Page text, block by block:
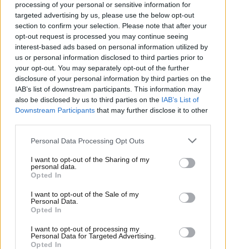
processing of your personal or sensitive information for
targeted advertising by us, please use the below opt-out
section to confirm your selection. Please note that after your
opt-out request is processed you may continue seeing
interest-based ads based on personal information utilized by
us or personal information disclosed to third parties prior to
your opt-out. You may separately opt-out of the further
disclosure of your personal information by third parties on the
IAB’s list of downstream participants. This information may
also be disclosed by us to third parties on the IAB’s List of
Downstream Participants that may further disclose it to other
Personal Data Processing Opt Outs
I want to opt-out of the Sharing of my
personal data.
Opted In
I want to opt-out of the Sale of my
Personal Data.
Opted In
I want to opt-out of processing my
Personal Data for Targeted Advertising.
Opted In
La sfida interna in casa Ferrari ha attirato
l’attenzione di Helmut Marko, dirigente austriaco
della Red Bull che ha un’idea molto chiara su chi
dovrebbe prevalere tra Hamilton e Leclerc. Una
rivalità che secondo il consulente sportivo dovrebbe
risolversi in modo schiacciante.
Formula Uno, Leclerc in vantaggio su Hamilton –
motorinews24.com